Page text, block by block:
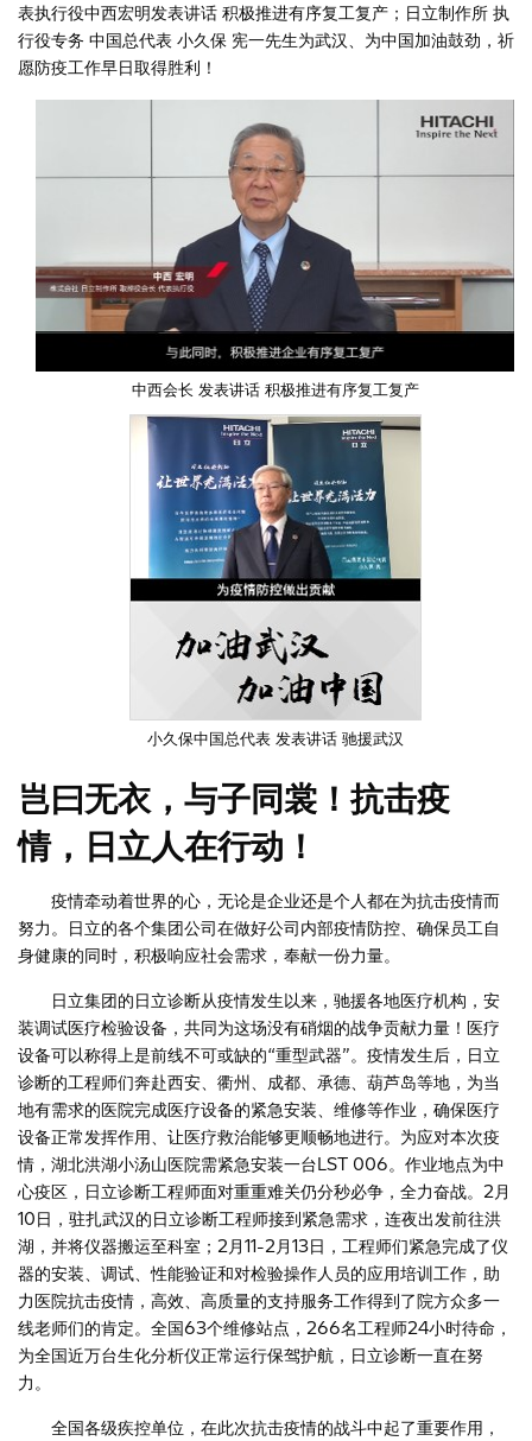
表执行役中西宏明发表讲话 积极推进有序复工复产；日立制作所 执
行役专务 中国总代表 小久保 宪一先生为武汉、为中国加油鼓劲，祈
愿防疫工作早日取得胜利！
中西会长 发表讲话 积极推进有序复工复产
小久保中国总代表 发表讲话 驰援武汉
岂曰无衣，与子同裳！抗击疫
情，日立人在行动！
疫情牵动着世界的心，无论是企业还是个人都在为抗击疫情而
努力。日立的各个集团公司在做好公司内部疫情防控、确保员工自
身健康的同时，积极响应社会需求，奉献一份力量。
日立集团的日立诊断从疫情发生以来，驰援各地医疗机构，安
装调试医疗检验设备，共同为这场没有硝烟的战争贡献力量！医疗
设备可以称得上是前线不可或缺的“重型武器”。疫情发生后，日立
诊断的工程师们奔赴西安、衢州、成都、承德、葫芦岛等地，为当
地有需求的医院完成医疗设备的紧急安装、维修等作业，确保医疗
设备正常发挥作用、让医疗救治能够更顺畅地进行。为应对本次疫
情，湖北洪湖小汤山医院需紧急安装一台LST 006。作业地点为中
心疫区，日立诊断工程师面对重重难关仍分秒必争，全力奋战。2月
10日，驻扎武汉的日立诊断工程师接到紧急需求，连夜出发前往洪
湖，并将仪器搬运至科室；2月11-2月13日，工程师们紧急完成了仪
器的安装、调试、性能验证和对检验操作人员的应用培训工作，助
力医院抗击疫情，高效、高质量的支持服务工作得到了院方众多一
线老师们的肯定。全国63个维修站点，266名工程师24小时待命，
为全国近万台生化分析仪正常运行保驾护航，日立诊断一直在努
力。
全国各级疾控单位，在此次抗击疫情的战斗中起了重要作用，